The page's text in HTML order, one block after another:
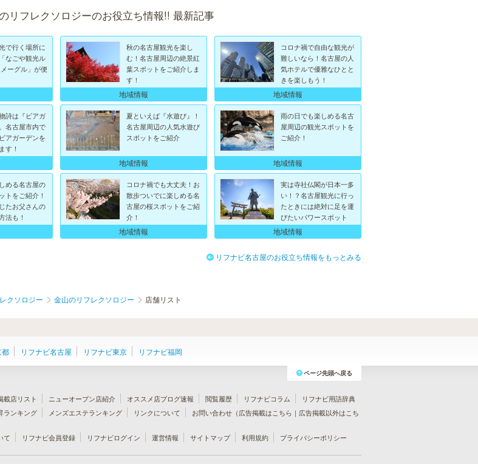
リフレクソロジーのお役立ち情報!! 最新記事
で行く場所に
なごや観光ル
ーグル」が便
秋の名古屋観光を楽し
む！名古屋周辺の絶景紅
葉スポットをご紹介しま
す！
地域情報
コロナ禍で自由な観光が
難しいなら！名古屋の人
気ホテルで優雅なひとと
きを楽しもう！
地域情報
詩は『ビアガ
名古屋市内で
アガーデンを
す！
夏といえば『水遊び』！
名古屋周辺の人気水遊び
スポットをご紹介
地域情報
雨の日でも楽しめる名古
屋周辺の観光スポットを
ご紹介！
地域情報
める名古屋の
トをご紹介！
たお父さんの
法も！
コロナ禍でも大丈夫！お
散歩ついでに楽しめる名
古屋の桜スポットをご紹
介！
地域情報
実は寺社仏閣が日本一多
い！？名古屋観光に行っ
たときには絶対に足を運
びたいパワースポット
地域情報
リフナビ名古屋のお役立ち情報をもっとみる
クソロジー 金山のリフレクソロジー 店舗リスト
都 リフナビ名古屋 リフナビ東京 リフナビ福岡
ページ先頭へ戻る
載店リスト ニューオープン店紹介 オススメ店ブログ速報 閲覧履歴 リフナビコラム
リフナビ用語辞典
ランキング メンズエステランキング リンクについて お問い合わせ（広告掲載はこちら ｜ 広告掲載以外はこち
て リフナビ会員登録 リフナビログイン 運営情報 サイトマップ 利用規約 プライバシーポリシー